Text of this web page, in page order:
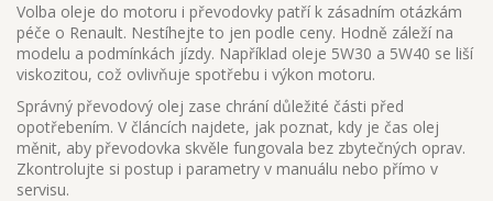
Volba oleje do motoru i převodovky patří k zásadním otázkám
péče o Renault. Nestíhejte to jen podle ceny. Hodně záleží na
modelu a podmínkách jízdy. Například oleje 5W30 a 5W40 se liší
viskozitou, což ovlivňuje spotřebu i výkon motoru.
Správný převodový olej zase chrání důležité části před
opotřebením. V článcích najdete, jak poznat, kdy je čas olej
měnit, aby převodovka skvěle fungovala bez zbytečných oprav.
Zkontrolujte si postup i parametry v manuálu nebo přímo v
servisu.